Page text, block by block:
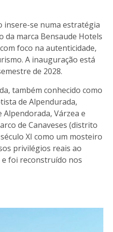
insere-se numa estratégia
da marca Bensaude Hotels
foco na autenticidade,
A inauguração está
de 2028.
também conhecido como
de Alpendurada,
Alpendorada, Várzea e
de Canaveses (distrito
XI como um mosteiro
privilégios reais ao
e foi reconstruído nos